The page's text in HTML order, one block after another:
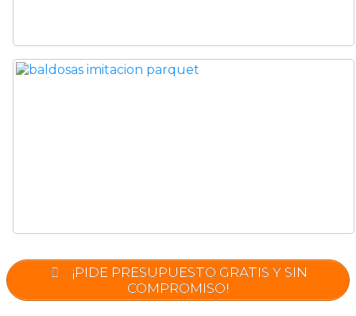
¡PIDE PRESUPUESTO GRATIS Y SIN
COMPROMISO!